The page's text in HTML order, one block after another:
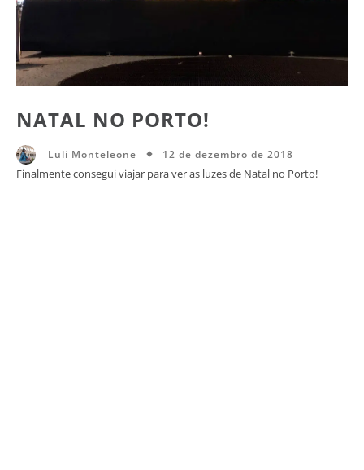
NATAL NO PORTO!
Luli Monteleone 12 de dezembro de 2018
Finalmente consegui viajar para ver as luzes de Natal no Porto!